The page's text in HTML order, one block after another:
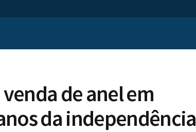
de anel em
da independência